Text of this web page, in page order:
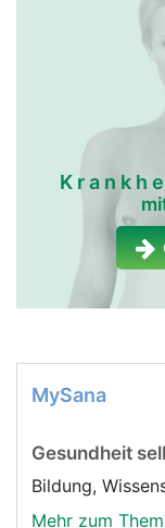
MySana
Gesundheit
Bildung,
Mehr zum